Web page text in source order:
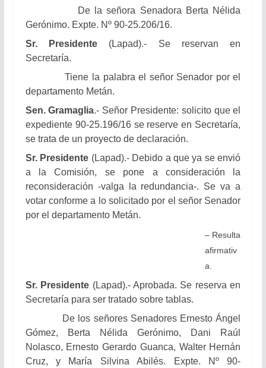
De la señora Senadora Berta Nélida
Gerónimo. Expte. Nº 90-25.206/16.
Sr. Presidente (Lapad).- Se reservan en
Secretaría.
Tiene la palabra el señor Senador por el
departamento Metán.
Sen. Gramaglia.- Señor Presidente: solicito que el
expediente 90-25.196/16 se reserve en Secretaría,
se trata de un proyecto de declaración.
Sr. Presidente (Lapad).- Debido a que ya se envió
a la Comisión, se pone a consideración la
reconsideración -valga la redundancia-. Se va a
votar conforme a lo solicitado por el señor Senador
por el departamento Metán.
– Resulta
afirmativ
a.
Sr. Presidente (Lapad).- Aprobada. Se reserva en
Secretaría para ser tratado sobre tablas.
De los señores Senadores Ernesto Ángel
Gómez, Berta Nélida Gerónimo,
Dani Raúl
Nolasco, Ernesto Gerardo Guanca, Walter Hernán
Cruz, y María Silvina Abilés. Expte. Nº 90-